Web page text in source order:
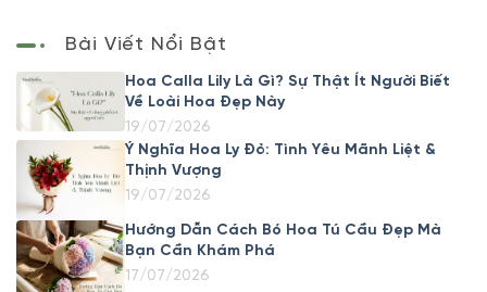
Bài Viết Nổi Bật
Hoa Calla Lily Là Gì? Sự Thật Ít Người Biết
Về Loài Hoa Đẹp Này
19/07/2026
Ý Nghĩa Hoa Ly Đỏ: Tình Yêu Mãnh Liệt &
Thịnh Vượng
19/07/2026
Hướng Dẫn Cách Bó Hoa Tú Cầu Đẹp Mà
Bạn Cần Khám Phá
17/07/2026